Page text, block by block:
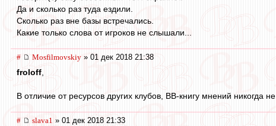
Да и сколько раз туда ездили.
Сколько раз вне базы встречались.
Какие только слова от игроков не слышали...
# Mosfilmovskiy » 01 дек 2018 21:38
froloff,
В отличие от ресурсов других клубов, ВВ-книгу мнений никогда
# slava1 » 01 дек 2018 21:33